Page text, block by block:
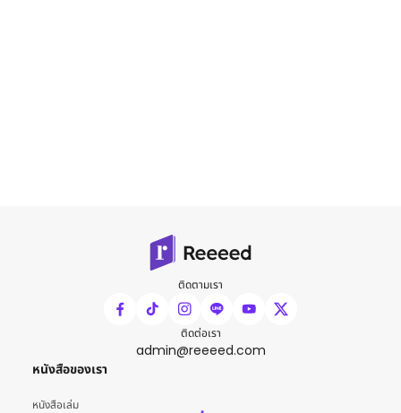
ติดตามเรา
ติดต่อเรา
admin@reeeed.com
หนังสือของเรา
หนังสือเล่ม